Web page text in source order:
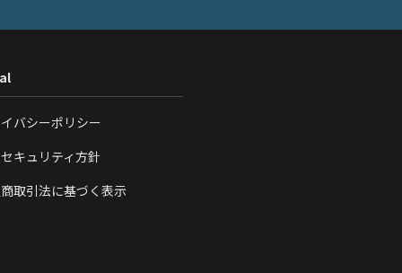
バシーポリシー
キュリティ方針
取引法に基づく表示